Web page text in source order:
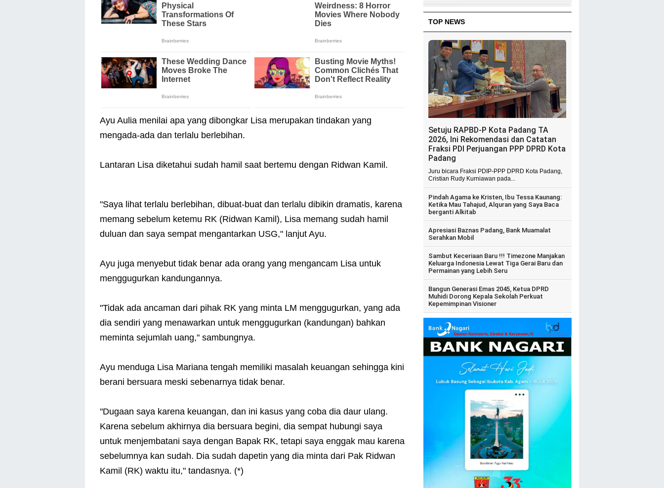
Ayu Aulia menilai apa yang dibongkar Lisa merupakan tindakan yang
mengada-ada dan terlalu berlebihan.
Lantaran Lisa diketahui sudah hamil saat bertemu dengan Ridwan Kamil.
"Saya lihat terlalu berlebihan, dibuat-buat dan terlalu dibikin dramatis, karena
memang sebelum ketemu RK (Ridwan Kamil), Lisa memang sudah hamil
duluan dan saya sempat mengantarkan USG," lanjut Ayu.
Ayu juga menyebut tidak benar ada orang yang mengancam Lisa untuk
menggugurkan kandungannya.
"Tidak ada ancaman dari pihak RK yang minta LM menggugurkan, yang ada
dia sendiri yang menawarkan untuk menggugurkan (kandungan) bahkan
meminta sejumlah uang," sambungnya.
Ayu menduga Lisa Mariana tengah memiliki masalah keuangan sehingga kini
berani bersuara meski sebenarnya tidak benar.
"Dugaan saya karena keuangan, dan ini kasus yang coba dia daur ulang.
Karena sebelum akhirnya dia bersuara begini, dia sempat hubungi saya
untuk menjembatani saya dengan Bapak RK, tetapi saya enggak mau karena
sebelumnya kan sudah. Dia sudah dapetin yang dia minta dari Pak Ridwan
Kamil (RK) waktu itu," tandasnya. (*)
TOP NEWS
Setuju RAPBD-P Kota Padang TA
2026, Ini Rekomendasi dan Catatan
Fraksi PDI Perjuangan PPP DPRD Kota
Padang
Juru bicara Fraksi PDIP-PPP DPRD Kota Padang,
Cristian Rudy Kurniawan pada...
Pindah Agama ke Kristen, Ibu Tessa Kaunang:
Ketika Mau Tahajud, Alquran yang Saya Baca
berganti Alkitab
Apresiasi Baznas Padang, Bank Muamalat
Serahkan Mobil
Sambut Keceriaan Baru !!! Timezone Manjakan
Keluarga Indonesia Lewat Tiga Gerai Baru dan
Permainan yang Lebih Seru
Bangun Generasi Emas 2045, Ketua DPRD
Muhidi Dorong Kepala Sekolah Perkuat
Kepemimpinan Visioner